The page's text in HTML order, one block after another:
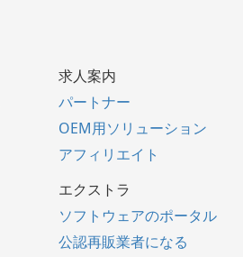
求人案内
パートナー
OEM用ソリューション
アフィリエイト
エクストラ
ソフトウェアのポータル
公認再販業者になる